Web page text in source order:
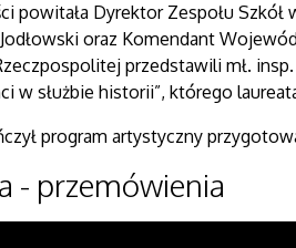
powitała Dyrektor Zespołu
oraz Komendant
przedstawili mł.
w służbie historii”, którego
program artystyczny
- przemówienia